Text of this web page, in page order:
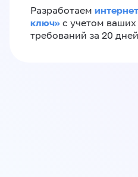
Разработаем
ключ»‎ с учетом
требований за 20 дней